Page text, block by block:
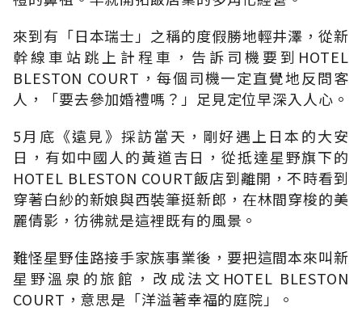
來到有「日本瑞士」之稱的度假勝地輕井澤，從新
幹線車站跳上計程車，告訴司機要到HOTEL
BLESTON COURT，每個司機一定直覺地反問客
人，「要去參加婚禮嗎？」足見定位早深入人心。
5月底《遠見》採訪當天，剛好遇上日本的大安
日，有如中國人的黃道吉日，從抵達星野旗下的
HOTEL BLESTON COURT飯店到離開，不時看到
穿著白紗的新娘與西裝筆挺新郎，在林間穿梭的美
麗倩影，彷彿就是這裡既有的風景。
難怪星野佳路接手家族事業後，要把這間本來叫新
星野溫泉的旅館，改成法文HOTEL BLESTON
COURT，意思是「洋溢著幸福的庭院」。